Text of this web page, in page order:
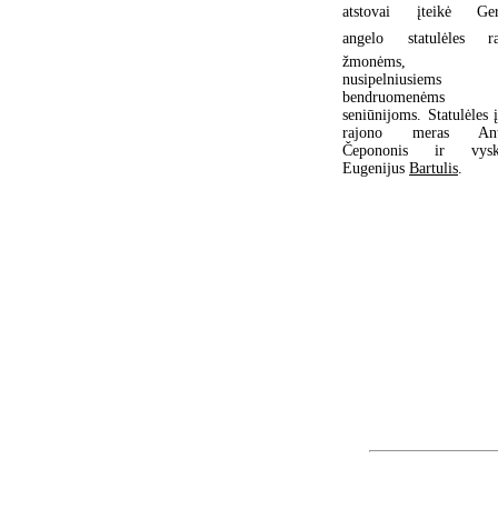
atstovai įteikė
angelo statulėles
žmonėms,
nusipelniusiems
seniūnijoms. Statulėles
rajono meras
Čepononis ir
Eugenijus Bartulis